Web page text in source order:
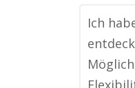
Ich